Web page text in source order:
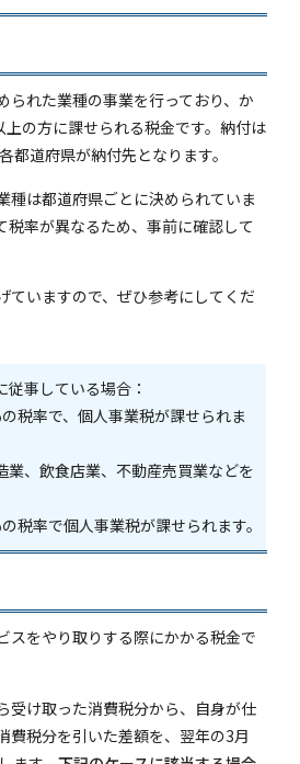
られた業種の事業を行っており、か
の方に課せられる税金です。納付は
都道府県が納付先となります。
種は都道府県ごとに決められていま
税率が異なるため、事前に確認して
ていますので、ぜひ参考にしてくだ
事している場合：
税率で、個人事業税が課せられま
業、飲食店業、不動産売買業などを
税率で個人事業税が課せられます。
スをやり取りする際にかかる税金で
受け取った消費税分から、自身が仕
費税分を引いた差額を、翌年の3月